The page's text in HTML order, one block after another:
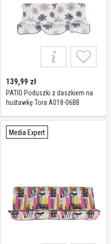
139,99 zł
PATIO Poduszki z daszkiem na
huśtawkę Tora A018-06BB
Media Expert